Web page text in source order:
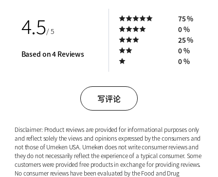
4.5/ 5
Based on 4 Reviews
75 %
0 %
25 %
0 %
0 %
写评论
Disclaimer: Product reviews are provided for informational purposes only
and reflect solely the views and opinions expressed by the consumers and
not those of Umeken USA. Umeken does not write consumer reviews and
they do not necessarily reflect the experience of a typical consumer. Some
customers were provided free products in exchange for providing reviews.
No consumer reviews have been evaluated by the Food and Drug